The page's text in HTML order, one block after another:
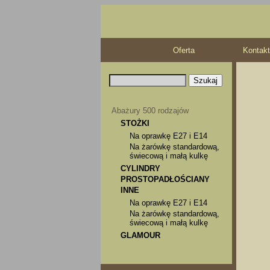
Oferta Kontakt
Abażury 500 rodzajów
STOŻKI
Na oprawkę E27 i E14
Na żarówkę standardową,
świecową i małą kulkę
CYLINDRY
PROSTOPADŁOŚCIANY
INNE
Na oprawkę E27 i E14
Na żarówkę standardową,
świecową i małą kulkę
GLAMOUR